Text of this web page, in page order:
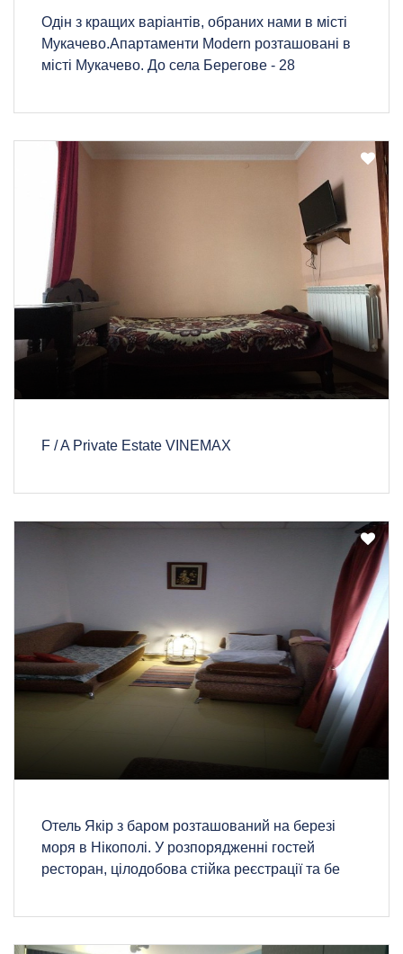
Одін з кращих варіантів, обраних нами в місті
Мукачево.Апартаменти Modern розташовані в
місті Мукачево. До села Берегове - 28
F / A Private Estate VINEMAX
Отель Якір з баром розташований на березі
моря в Нікополі. У розпорядженні гостей
ресторан, цілодобова стійка реєстрації та бе